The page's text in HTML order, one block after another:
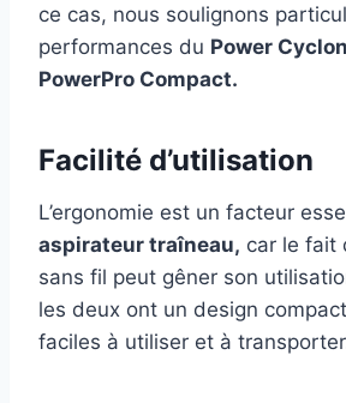
ce cas, nous soulignons
performances du Power
PowerPro Compact.
Facilité d’utilisation
L’ergonomie est un facteur
aspirateur traîneau, car le fait
sans fil peut gêner son
les deux ont un design
faciles à utiliser et à